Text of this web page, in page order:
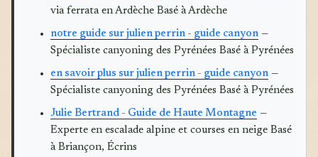
via ferrata en Ardèche Basé à Ardèche
notre guide sur julien perrin - guide canyon —
Spécialiste canyoning des Pyrénées Basé à Pyrénées
en savoir plus sur julien perrin - guide canyon —
Spécialiste canyoning des Pyrénées Basé à Pyrénées
Julie Bertrand - Guide de Haute Montagne —
Experte en escalade alpine et courses en neige Basé
à Briançon, Écrins